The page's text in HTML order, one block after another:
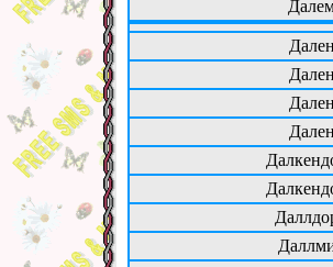
Дален
Дален
Дален
Дален